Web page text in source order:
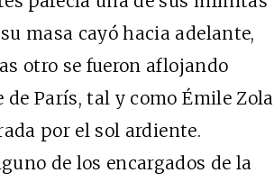
masa cayó hacia adelante,
otro se fueron aflojando
París, tal y como Émile Zola
por el sol ardiente.
de los encargados de la